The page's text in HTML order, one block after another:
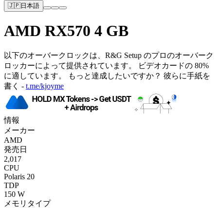
🇯🇵日本語
AMD RX570 4 GB
以下のオーバークロックは、R&G Setup のプロのオーバーク
ロッカーによって提供されています。 ビデオカードの 80%
に適しています。 もっと達成したいですか？ 彼らに手紙を
書く - t.me/kjoyme
情報
メーカー
AMD
発売日
2,017
CPU
Polaris 20
TDP
150 W
メモリタイプ